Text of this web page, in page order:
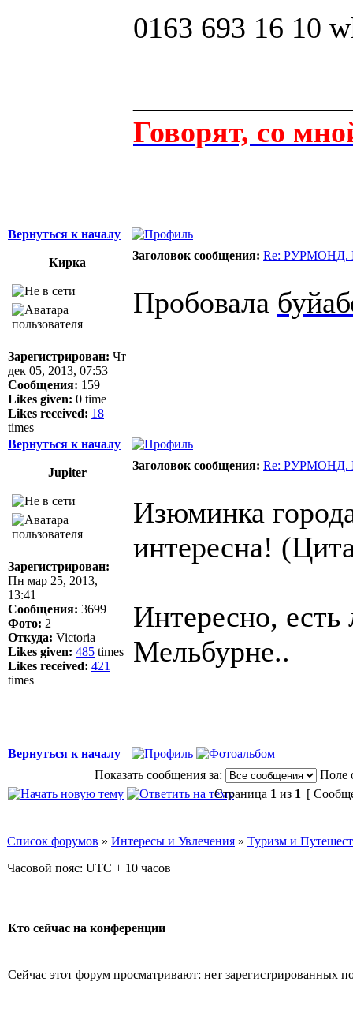
0163 693 16 10
Говорят, со
Вернуться к началу
Кирка
Заголовок сообщения: Re: РУРМОНД.
Зарегистрирован: Чт
дек 05, 2013, 07:53
Сообщения: 159
Likes given: 0 time
Likes received: 18
times
Пробовала
Вернуться к началу
Jupiter
Заголовок сообщения: Re: РУРМОНД.
Зарегистрирован:
Пн мар 25, 2013,
13:41
Сообщения: 3699
Фото: 2
Откуда: Victoria
Likes given: 485 times
Likes received: 421
times
Изюминка
интересна!
Интересно,
Мельбурне..
Вернуться к началу
Показать сообщения за:
Поле
Страница 1 из 1 [
Список форумов » Интересы и Увлечения » Туризм и
Часовой пояс: UTC + 10 часов
Кто сейчас на конференции
Сейчас этот форум просматривают: нет зарегистрированных